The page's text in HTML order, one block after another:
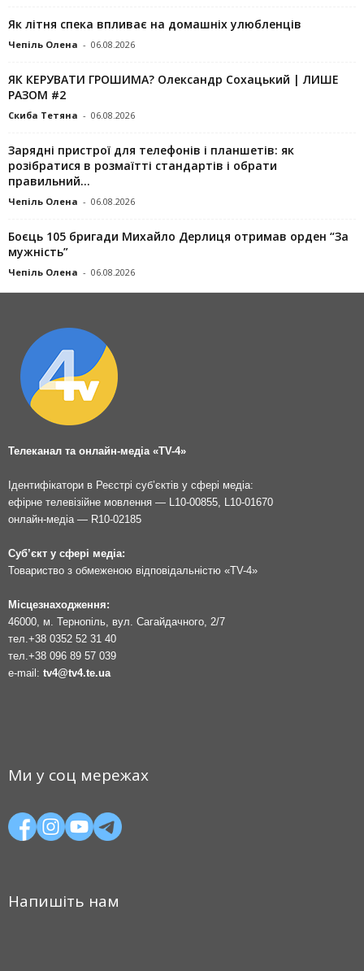
Як літня спека впливає на домашніх улюбленців
Чепіль Олена - 06.08.2026
ЯК КЕРУВАТИ ГРОШИМА? Олександр Сохацький | ЛИШЕ
РАЗОМ #2
Скиба Тетяна - 06.08.2026
Зарядні пристрої для телефонів і планшетів: як
розібратися в розмаїтті стандартів і обрати
правильний...
Чепіль Олена - 06.08.2026
Боєць 105 бригади Михайло Дерлиця отримав орден “За
мужність”
Чепіль Олена - 06.08.2026
Телеканал та онлайн-медіа «TV-4»
Ідентифікатори в Реєстрі суб’єктів у сфері медіа:
ефірне телевізійне мовлення — L10-00855, L10-01670
онлайн-медіа — R10-02185
Суб’єкт у сфері медіа:
Товариство з обмеженою відповідальністю «TV-4»
Місцезнаходження:
46000, м. Тернопіль, вул. Сагайдачного, 2/7
тел. +38 0352 52 31 40
тел. +38 096 89 57 039
e-mail: tv4@tv4.te.ua
Ми у соц мережах
Напишіть нам